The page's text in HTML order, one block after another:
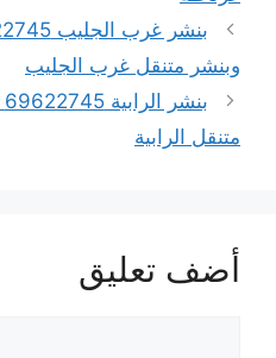
وبنشر متنقل غرب الجليب
متنقل الرابية
أضف تعليق